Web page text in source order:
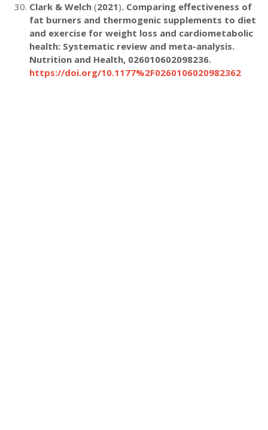
Clark & Welch (2021). Comparing effectiveness of
fat burners and thermogenic supplements to diet
and exercise for weight loss and cardiometabolic
health: Systematic review and meta-analysis.
Nutrition and Health, 026010602098236.
https://doi.org/10.1177%2F0260106020982362